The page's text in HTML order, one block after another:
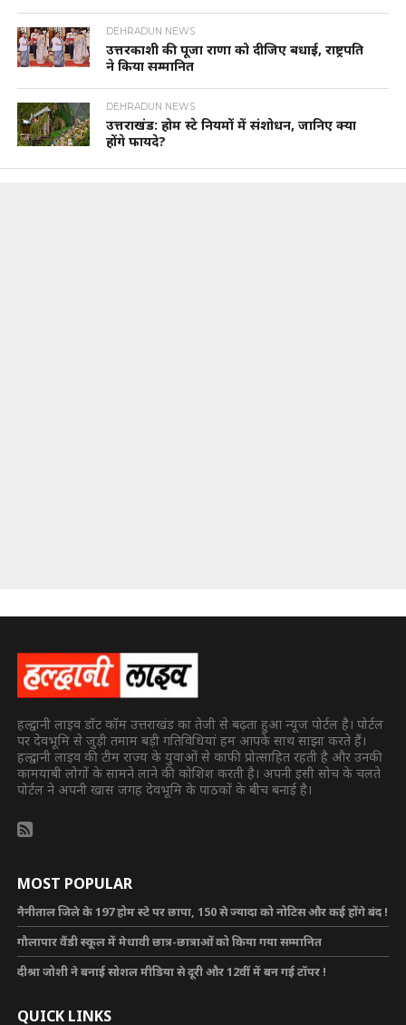
DEHRADUN NEWS
उत्तरकाशी की पूजा राणा को दीजिए बधाई, राष्ट्रपति
ने किया सम्मानित
DEHRADUN NEWS
उत्तराखंड: होम स्टे नियमों में संशोधन, जानिए क्या
होंगे फायदे?
हल्द्वानी लाइव डॉट कॉम उत्तराखंड का तेजी से बढ़ता हुआ न्यूज पोर्टल है। पोर्टल
पर देवभूमि से जुड़ी तमाम बड़ी गतिविधियां हम आपके साथ साझा करते हैं।
हल्द्वानी लाइव की टीम राज्य के युवाओं से काफी प्रोत्साहित रहती है और उनकी
कामयाबी लोगों के सामने लाने की कोशिश करती है। अपनी इसी सोच के चलते
पोर्टल ने अपनी खास जगह देवभूमि के पाठकों के बीच बनाई है।
MOST POPULAR
नैनीताल जिले के 197 होम स्टे पर छापा, 150 से ज्यादा को नोटिस और कई होंगे बंद !
गौलापार वैंडी स्कूल में मेधावी छात्र-छात्राओं को किया गया सम्मानित
दीश्रा जोशी ने बनाई सोशल मीडिया से दूरी और 12वीं में बन गई टॉपर !
QUICK LINKS